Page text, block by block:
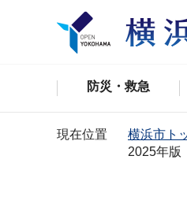
防災・救急
現在位置 横浜市ト
2025年版